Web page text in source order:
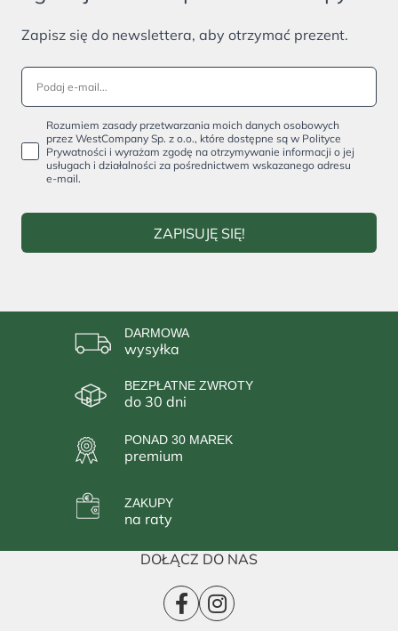
Zapisz się do newslettera, aby otrzymać prezent.
Rozumiem zasady przetwarzania moich danych osobowych
przez WestCompany Sp. z o.o., które dostępne są w Polityce
Prywatności i wyrażam zgodę na otrzymywanie informacji o jej
usługach i działalności za pośrednictwem wskazanego adresu
e-mail.
ZAPISUJĘ SIĘ!
DARMOWA
wysyłka
BEZPŁATNE ZWROTY
do 30 dni
PONAD 30 MAREK
premium
ZAKUPY
na raty
DOŁĄCZ DO NAS